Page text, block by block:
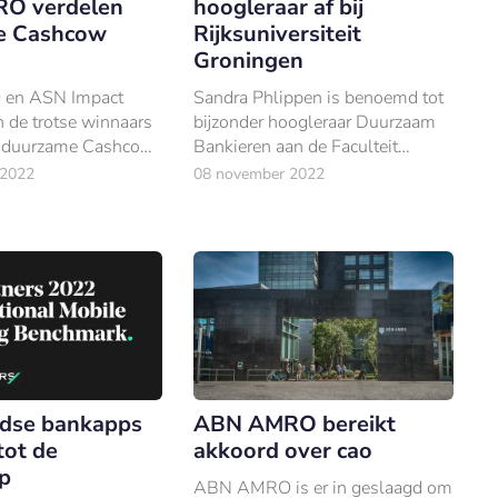
verdelen
Cashcow
ASN Impact
de trotse winnaars
Cashcow
hoogleraar af bij
Rijksuniversiteit
Groningen
Sandra Phlippen is benoemd tot
bijzonder hoogleraar Duurzaam
Bankieren aan de Faculteit
Economie en Bedrijfskunde van
08 november 2022
bankapps
de
ABN AMRO bereikt
akkoord over cao
ABN AMRO is er in geslaagd om